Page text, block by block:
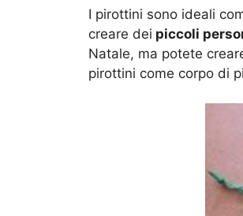
I pirottini sono ideali
creare dei piccoli
Natale, ma potete
pirottini come corpo di